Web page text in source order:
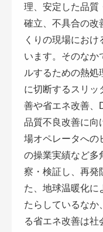
理、安定した品質
確立、不具合の改
くりの現場にお
います。そのなか
ルするための熱処
に切断するスリッ
善や省エネ改善、
品質不良改善に向
場オペレータへの
の操業実績など多
察・検証し、再発
た、地球温暖化に
たらしているなか
る省エネ改善は社